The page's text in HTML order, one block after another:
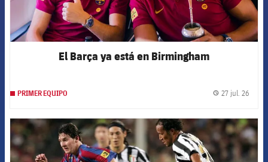
El Barça ya está en Birmingham
PRIMER EQUIPO 27 jul. 26
FCB Barcelona badge